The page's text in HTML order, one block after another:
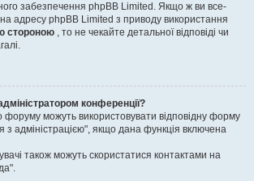
забезпечення phpBB Limited. Якщо ж ви все-
адресу phpBB Limited з приводу використання
стороною , то не чекайте детальної відповіді чи
конференції?
форуму можуть використовувати відповідну форму
з адміністрацією", якщо дана функція включена
також можуть скористатися контактами на